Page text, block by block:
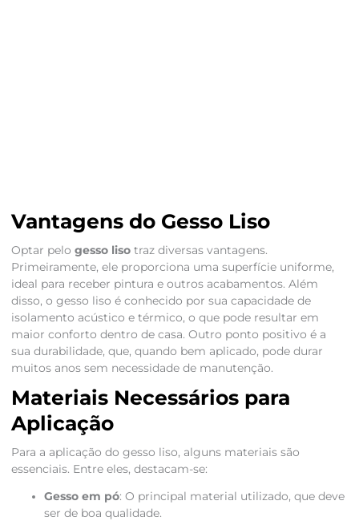
Vantagens do Gesso Liso
Optar pelo gesso lisotraz diversas vantagens.
Primeiramente, ele proporciona uma superfície uniforme,
ideal para receber pintura e outros acabamentos. Além
disso, o gesso liso é conhecido por sua capacidade de
isolamento acústico e térmico, o que pode resultar em
maior conforto dentro de casa. Outro ponto positivo é a
sua durabilidade, que, quando bem aplicado, pode durar
muitos anos sem necessidade de manutenção.
Materiais Necessários para
Aplicação
Para a aplicação do gesso liso, alguns materiais são
essenciais. Entre eles, destacam-se:
Gesso em pó: O principal material utilizado, que deve
ser de boa qualidade.